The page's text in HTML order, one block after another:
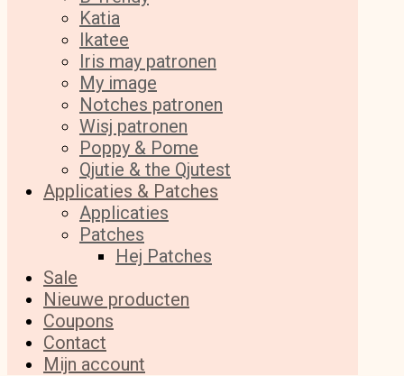
Katia
Ikatee
Iris may patronen
My image
Notches patronen
Wisj patronen
Poppy & Pome
Qjutie & the Qjutest
Applicaties & Patches
Applicaties
Patches
Hej Patches
Sale
Nieuwe producten
Coupons
Contact
Mijn account